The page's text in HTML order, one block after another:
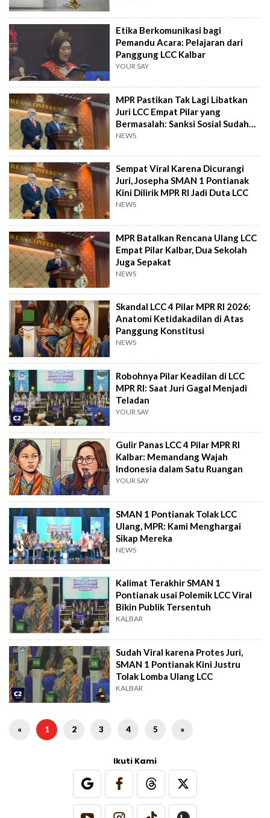
Etika Berkomunikasi bagi
Pemandu Acara: Pelajaran dari
Panggung LCC Kalbar
YOUR SAY
MPR Pastikan Tak Lagi Libatkan
Juri LCC Empat Pilar yang
Bermasalah: Sanksi Sosial Sudah
Berjalan
NEWS
Sempat Viral Karena Dicurangi
Juri, Josepha SMAN 1 Pontianak
Kini Dilirik MPR RI Jadi Duta LCC
NEWS
MPR Batalkan Rencana Ulang LCC
Empat Pilar Kalbar, Dua Sekolah
Juga Sepakat
NEWS
Skandal LCC 4 Pilar MPR RI 2026:
Anatomi Ketidakadilan di Atas
Panggung Konstitusi
NEWS
Robohnya Pilar Keadilan di LCC
MPR RI: Saat Juri Gagal Menjadi
Teladan
YOUR SAY
Gulir Panas LCC 4 Pilar MPR RI
Kalbar: Memandang Wajah
Indonesia dalam Satu Ruangan
YOUR SAY
SMAN 1 Pontianak Tolak LCC
Ulang, MPR: Kami Menghargai
Sikap Mereka
NEWS
Kalimat Terakhir SMAN 1
Pontianak usai Polemik LCC Viral
Bikin Publik Tersentuh
KALBAR
Sudah Viral karena Protes Juri,
SMAN 1 Pontianak Kini Justru
Tolak Lomba Ulang LCC
KALBAR
« 1 2 3 4 5 »
Ikuti Kami